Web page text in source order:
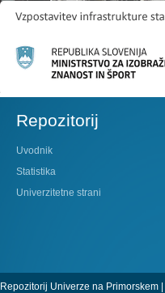
Repozitorij
Uvodnik
Statistika
Univerzitetne strani
Repozitorij Univerze na Primorskem |